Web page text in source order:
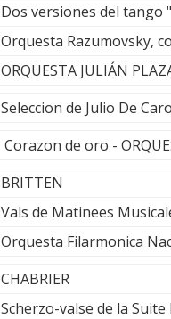
Dos versiones del tango
Orquesta Razumovsky,
ORQUESTA JULIÁN
Seleccion de Julio De
Corazon de oro -
BRITTEN
Vals de Matinees
Orquesta Filarmonica
CHABRIER
Scherzo-valse de la